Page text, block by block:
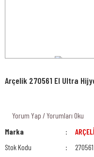
Arçelik 270561 EI Ultra
Yorum Yap / Yorumları Oku
Marka
Stok Kodu